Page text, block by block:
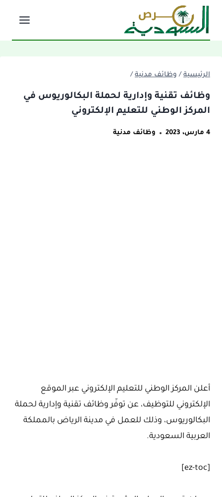
التجاوز
المحتوى
الرئيسية / وظائف مدنية /
وظائف تقنية وإدارية لحملة البكالوريوس في
المركز الوطني للتعليم الإلكتروني
4 مارس، 2023 وظائف مدنية
أعلن المركز الوطني للتعليم الإلكتروني عبر الموقع
الإلكتروني للتوظيف، عن توفّر وظائف تقنية وإدارية لحملة
البكالوريوس، وذلك للعمل في مدينة الرياض بالمملكة
العربية السعودية.
[ez-toc]